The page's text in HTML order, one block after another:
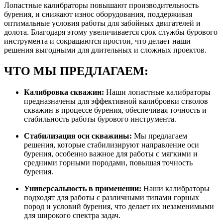
Лопастные калибраторы повышают производительность
бурения, и снижают износ оборудования, поддерживая
оптимальные условия работы для забойных двигателей и
долота. Благодаря этому увеличивается срок службы бурового
инструмента и сокращаются простои, что делает наши
решения выгодными для длительных и сложных проектов.
ЧТО МЫ ПРЕДЛАГАЕМ:
Калибровка скважин: Наши лопастные калибраторы
предназначены для эффективной калибровки стволов
скважин в процессе бурения, обеспечивая точность и
стабильность работы бурового инструмента.
Стабилизация оси скважины: Мы предлагаем
решения, которые стабилизируют направление оси
бурения, особенно важное для работы с мягкими и
средними горными породами, повышая точность
бурения.
Универсальность в применении: Наши калибраторы
подходят для работы с различными типами горных
пород и условий бурения, что делает их незаменимыми
для широкого спектра задач.